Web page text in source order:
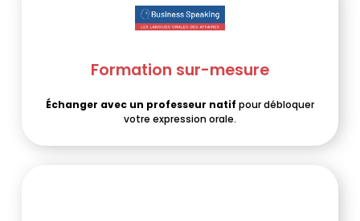
Formation sur-mesure
Échanger avec un professeur natif pour débloquer
votre expression orale.